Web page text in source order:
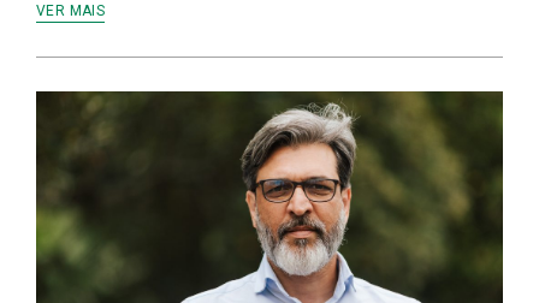
VER MAIS